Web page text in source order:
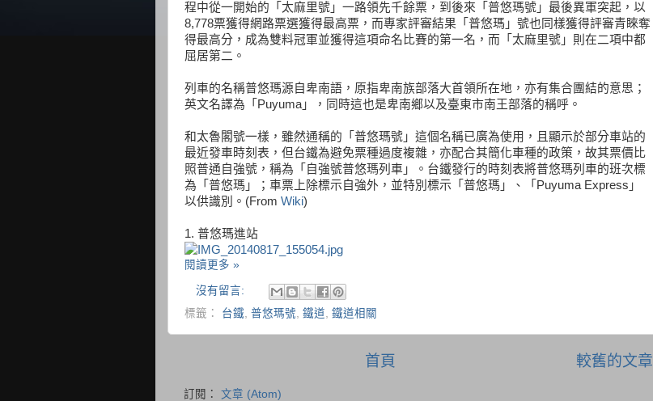
程中從一開始的「太麻里號」一路領先千餘票，到後來「普悠瑪號」最後異軍突起，以
8,778票獲得網路票選獲得最高票，而專家評審結果「普悠瑪」號也同樣獲得評審青睞奪
得最高分，成為雙料冠軍並獲得這項命名比賽的第一名，而「太麻里號」則在二項中都
屈居第二。
列車的名稱普悠瑪源自卑南語，原指卑南族部落大首領所在地，亦有集合團結的意思；
英文名譯為「Puyuma」，同時這也是卑南鄉以及臺東市南王部落的稱呼。
和太魯閣號一樣，雖然通稱的「普悠瑪號」這個名稱已廣為使用，且顯示於部分車站的
最近發車時刻表，但台鐵為避免票種過度複雜，亦配合其簡化車種的政策，故其票價比
照普通自強號，稱為「自強號普悠瑪列車」。台鐵發行的時刻表將普悠瑪列車的班次標
為「普悠瑪」；車票上除標示自強外，並特別標示「普悠瑪」、「Puyuma Express」
以供識別。(From Wiki)
1. 普悠瑪進站
閱讀更多 »
沒有留言:
標籤： 台鐵 普悠瑪號 鐵道 鐵道相關
較舊的文章
首頁
訂閱： 文章 (Atom)